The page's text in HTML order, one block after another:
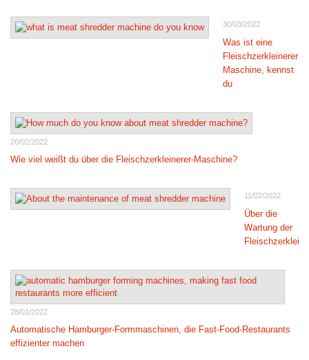
30/03/2022
Was ist eine
Fleischzerkleinerer-
Maschine, kennst
du
20/02/2022
Wie viel weißt du über die Fleischzerkleinerer-Maschine?
11/02/2022
Über die
Wartung der
28/01/2022
Automatische Hamburger-Formmaschinen, die Fast-Food-Restaurants
effizienter machen